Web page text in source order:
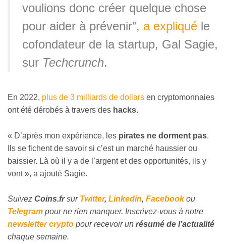
voulions donc créer quelque chose
pour aider à prévenir”, a expliqué le
cofondateur de la startup, Gal Sagie,
sur Techcrunch.
En 2022, plus de 3 milliards de dollars en cryptomonnaies
ont été dérobés à travers des hacks.
« D’après mon expérience, les pirates ne dorment pas.
Ils se fichent de savoir si c’est un marché haussier ou
baissier. Là où il y a de l’argent et des opportunités, ils y
vont », a ajouté Sagie.
Suivez Coins.frsur Twitter, Linkedin, Facebookou
Telegram pour ne rien manquer. Inscrivez-vous à notre
newsletter crypto pour recevoir un résumé de l’actualité
chaque semaine.